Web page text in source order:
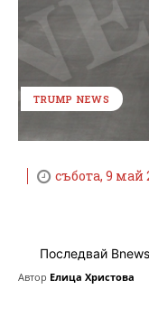
TRUMP NEWS
събота, 9 май
Последвай
Автор Елица Христова